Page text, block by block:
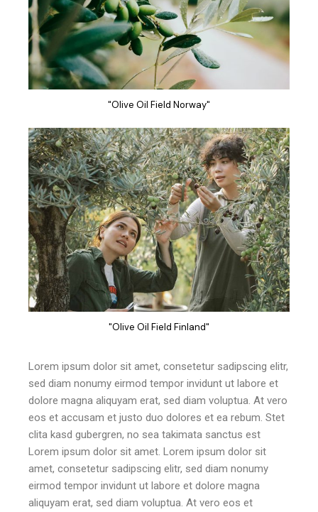
"Olive Oil Field Norway"
"Olive Oil Field Finland"
Lorem ipsum dolor sit amet, consetetur sadipscing elitr,
sed diam nonumy eirmod tempor invidunt ut labore et
dolore magna aliquyam erat, sed diam voluptua. At vero
eos et accusam et justo duo dolores et ea rebum. Stet
clita kasd gubergren, no sea takimata sanctus est
Lorem ipsum dolor sit amet. Lorem ipsum dolor sit
amet, consetetur sadipscing elitr, sed diam nonumy
eirmod tempor invidunt ut labore et dolore magna
aliquyam erat, sed diam voluptua. At vero eos et